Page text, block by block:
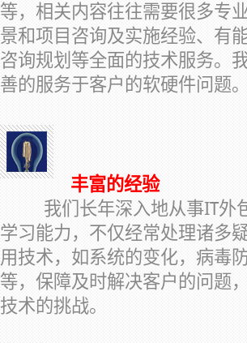
等，相关内容往往需要很多专
景和项目咨询及实施经验、有
咨询规划等全面的技术服务。
善的服务于客户的软硬件问题。
丰富的经验
我们长年深入地从事IT外
学习能力，不仅经常处理诸多
用技术，如系统的变化，病毒
等，保障及时解决客户的问题
技术的挑战。